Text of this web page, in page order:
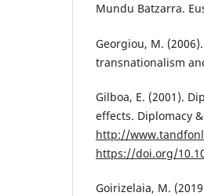
Mundu Batzarra.
Georgiou, M.
transnationalism
Gilboa, E. (2001).
effects. Diplomacy
http://
https://doi.org/
Goirizelaia, M.